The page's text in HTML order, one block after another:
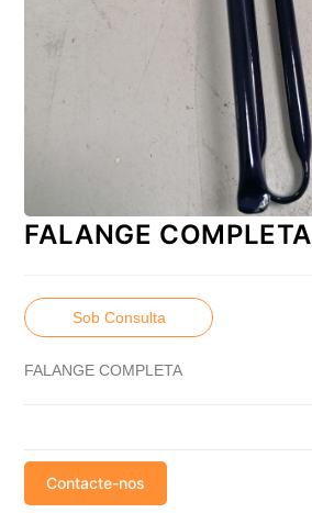
FALANGE COMPLETA
Sob Consulta
FALANGE COMPLETA
Contacte-nos